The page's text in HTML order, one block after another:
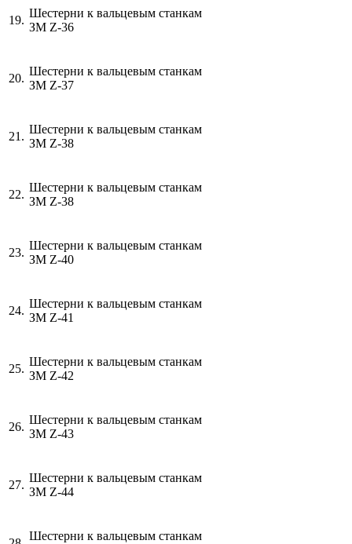
19.
Шестерни к вальцевым станкам
ЗМ Z-36
20.
Шестерни к вальцевым станкам
ЗМ Z-37
21.
Шестерни к вальцевым станкам
ЗМ Z-38
22.
Шестерни к вальцевым станкам
ЗМ Z-38
23.
Шестерни к вальцевым станкам
ЗМ Z-40
24.
Шестерни к вальцевым станкам
ЗМ Z-41
25.
Шестерни к вальцевым станкам
ЗМ Z-42
26.
Шестерни к вальцевым станкам
ЗМ Z-43
27.
Шестерни к вальцевым станкам
ЗМ Z-44
Шестерни к вальцевым станкам